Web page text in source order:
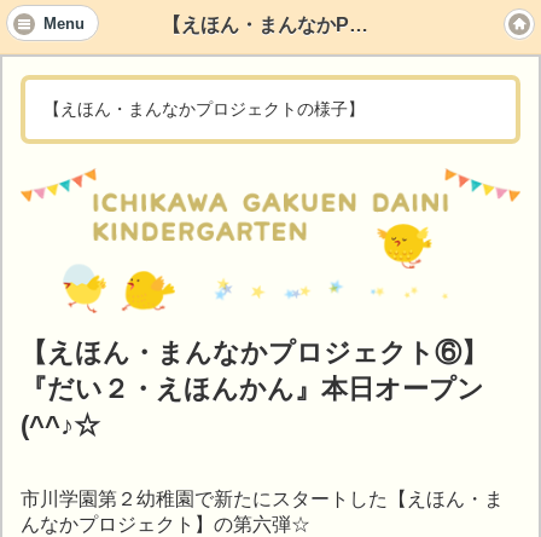
Menu 【えほん・まんなかPJ】
【えほん・まんなかプロジェクトの様子】
【えほん・まんなかプロジェクト⑥】
『だい２・えほんかん』本日オープン
(^^♪☆
市川学園第２幼稚園で新たにスタートした【えほん・ま
んなかプロジェクト】の第六弾☆